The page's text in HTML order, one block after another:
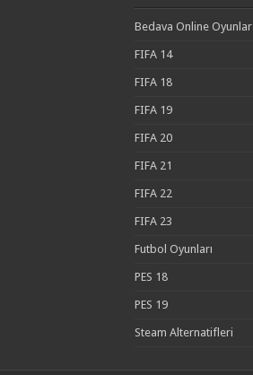
Bedava Online Oyunlar
FIFA 14
FIFA 18
FIFA 19
FIFA 20
FIFA 21
FIFA 22
FIFA 23
Futbol Oyunları
PES 18
PES 19
Steam Alternatifleri